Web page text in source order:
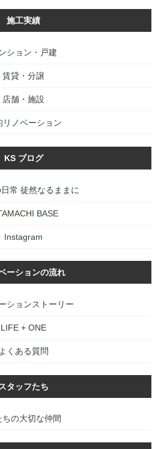
施工実績
ション・戸建
賃貸・分譲
店舗・施設
リノベーション
KS ブログ
常 徒然なるままに
BASE
Instagram
ーションの流れ
ションストーリー
LIFE + ONE
くある質問
タッフたち
ちの大切な仲間